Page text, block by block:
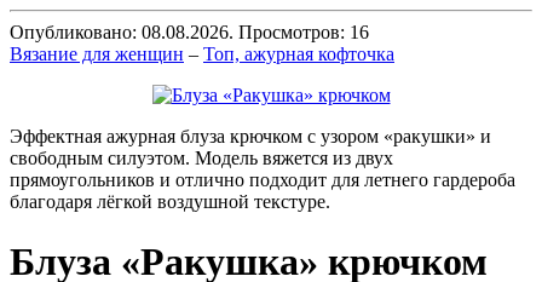
Опубликовано: 08.08.2026. Просмотров: 16
Вязание для женщин – Топ, ажурная кофточка
Эффектная ажурная блуза крючком с узором «ракушки» и
свободным силуэтом. Модель вяжется из двух
прямоугольников и отлично подходит для летнего гардероба
благодаря лёгкой воздушной текстуре.
Блуза «Ракушка» крючком